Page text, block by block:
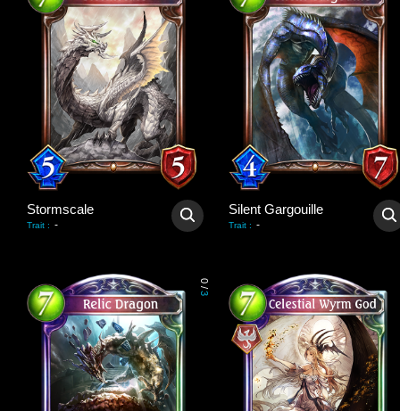
Stormscale
Trait : -
Silent Gargouille
Trait : -
0
/
3